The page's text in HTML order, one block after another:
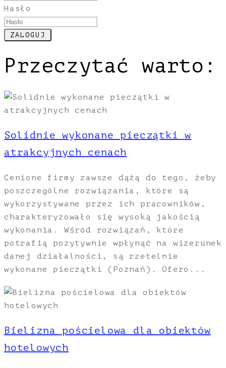
Hasło
Przeczytać warto:
Solidnie wykonane pieczątki w
atrakcyjnych cenach
Cenione firmy zawsze dążą do tego, żeby
poszczególne rozwiązania, które są
wykorzystywane przez ich pracowników,
charakteryzowało się wysoką jakością
wykonania. Wśród rozwiązań, które
potrafią pozytywnie wpłynąć na wizerunek
danej działalności, są rzetelnie
wykonane pieczątki (Poznań). Ofero...
Bielizna pościelowa dla obiektów
hotelowych